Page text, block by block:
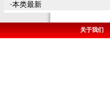
·本类最新
关于我们